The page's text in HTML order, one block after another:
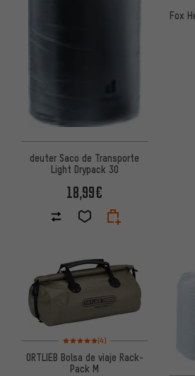
deuter Saco de Transporte
Light Drypack 30
18,99€
Fox
Valoración media: 5 de 5 basada en 4
(4)
ORTLIEB Bolsa de viaje Rack-
Pack M